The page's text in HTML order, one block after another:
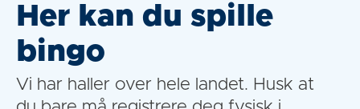
Her kan du spille
bingo
Vi har haller over hele landet. Husk at